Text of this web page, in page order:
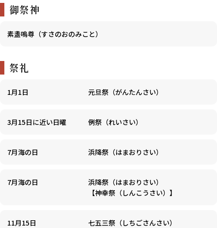
御祭神
素盞嗚尊（すさのおのみこと）
祭礼
1月1日 元旦祭（がんたんさい）
3月15日に近い日曜 例祭（れいさい）
7月海の日 浜降祭（はまおりさい）
7月海の日
浜降祭（はまおりさい）
【神幸祭（しんこうさい）】
11月15日 七五三祭（しちごさんさい）